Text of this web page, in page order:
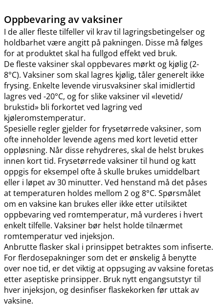
Oppbevaring av vaksiner
I de aller fleste tilfeller vil krav til lagringsbetingelser og
holdbarhet være angitt på pakningen. Disse må følges
for at produktet skal ha fullgod effekt ved bruk.
De fleste vaksiner skal oppbevares mørkt og kjølig (2-
8°C). Vaksiner som skal lagres kjølig, tåler generelt ikke
frysing. Enkelte levende virusvaksiner skal imidlertid
lagres ved -20°C, og for slike vaksiner vil «levetid​/​
brukstid» bli forkortet ved lagring ved
kjøleromstemperatur.
Spesielle regler gjelder for frysetørrede vaksiner, som
ofte inneholder levende agens med kort levetid etter
oppløsning. Når disse rehydreres, skal de helst brukes
innen kort tid. Frysetørrede vaksiner til hund og katt
oppgis for eksempel ofte å skulle brukes umiddelbart
eller i løpet av 30 minutter. Ved henstand må det påses
at temperaturen holdes mellom 2 og 8°C. Spørsmålet
om en vaksine kan brukes eller ikke etter utilsiktet
oppbevaring ved romtemperatur, må vurderes i hvert
enkelt tilfelle. Vaksiner bør helst holde tilnærmet
romtemperatur ved injeksjon.
Anbrutte flasker skal i prinsippet betraktes som infiserte.
For flerdosepakninger som det er ønskelig å benytte
over noe tid, er det viktig at oppsuging av vaksine foretas
etter aseptiske prinsipper. Bruk nytt engangsutstyr til
hver injeksjon, og desinfiser flaskekorken før uttak av
vaksine.